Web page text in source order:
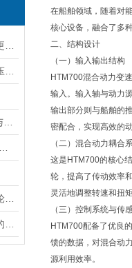
在船舶领域，随着对
核心设备，融合了多
二、结构设计
（一）输入输出结构
HTM700混合动力变
输入。输入轴与动力
输出部分则与船舶的
密配合，实现高效的
（二）混合动力耦合
这是HTM700的核心
轮，提高了传动效率
灵活地调整转速和扭
（三）控制系统与传
HTM700配备了优良
馈的数据，对混合动
源利用效率。